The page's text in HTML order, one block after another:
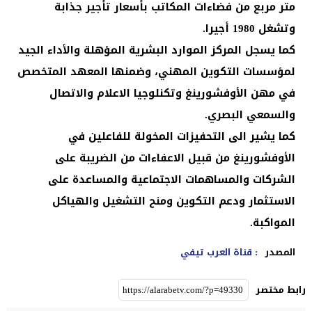
متر مربع من فضاءات المكاتب بأسعار تأجير جذابة
وتشغل 1980 أجيرا.
كما يسجل المركز الموارد البشرية المؤهلة والأداء الجيد
لمؤسسات التكوين المهني، وضمنها المعهد المتخصص
في مهن الأوفشورينغ وتكنلوجيا الاعلام والاتصال
والسمعي البصري.
كما يشير الى التحفيزات المخولة للفاعلين في
الأوفشورينغ من قبيل الاعفاءات من الضريبة على
الشركات والمساهمات الاجتماعية والمساعدة على
الاستثمار ودعم التكوين ومنح التشغيل والهياكل
المواكبة.
المصدر : قناة العرب تيفي
رابط مختصر